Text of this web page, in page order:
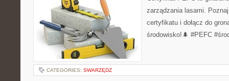
zarządzania lasami.
certyfikatu i dołącz do
środowisko!🌲 #PEFC
CATEGORIES: SWARZĘDZ